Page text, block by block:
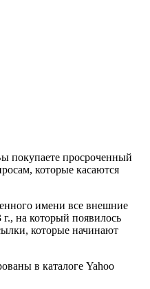
покупаете просроченный
которые касаются
имени все внешние
на который появилось
которые начинают
в каталоге Yahoo